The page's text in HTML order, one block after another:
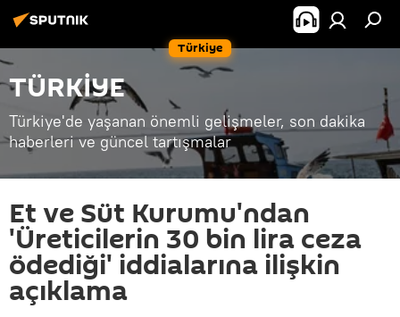
Türkiye
TÜRKİYE
Türkiye'de yaşanan önemli gelişmeler, son dakika
haberleri ve güncel tartışmalar
Et ve Süt Kurumu'ndan
'Üreticilerin 30 bin lira ceza
ödediği' iddialarına ilişkin
açıklama